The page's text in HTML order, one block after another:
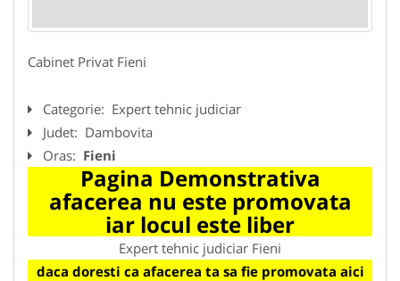
Cabinet Privat Fieni
Categorie: Expert tehnic judiciar
Judet: Dambovita
Oras: Fieni
Pagina Demonstrativa
afacerea nu este promovata
iar locul este liber
Expert tehnic judiciar Fieni
daca doresti ca afacerea ta sa fie promovata aici